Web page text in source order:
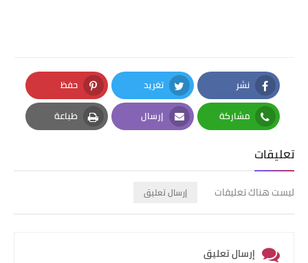
نشر
Facebook
تغريد
Twitter
حفظ
Pinterest
مشاركة
Whatsapp
إرسال
Email
طباعة
Print
تعليقات
ليست هناك تعليقات إرسال تعليق
إرسال تعليق